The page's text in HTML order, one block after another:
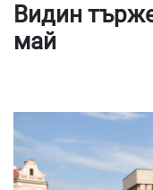
Видин
май